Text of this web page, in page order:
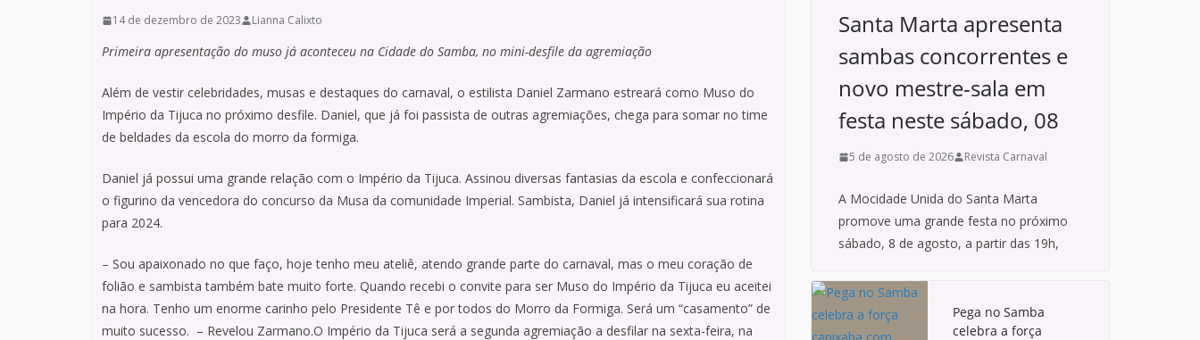
14 de dezembro de 2023 Lianna Calixto
Primeira apresentação do muso já aconteceu na Cidade do Samba, no mini-desfile da agremiação
Além de vestir celebridades, musas e destaques do carnaval, o estilista Daniel Zarmano estreará como Muso do
Império da Tijuca no próximo desfile. Daniel, que já foi passista de outras agremiações, chega para somar no time
de beldades da escola do morro da formiga.
Daniel já possui uma grande relação com o Império da Tijuca. Assinou diversas fantasias da escola e confeccionará
o figurino da vencedora do concurso da Musa da comunidade Imperial. Sambista, Daniel já intensificará sua rotina
para 2024.
– Sou apaixonado no que faço, hoje tenho meu ateliê, atendo grande parte do carnaval, mas o meu coração de
folião e sambista também bate muito forte. Quando recebi o convite para ser Muso do Império da Tijuca eu aceitei
na hora. Tenho um enorme carinho pelo Presidente Tê e por todos do Morro da Formiga. Será um “casamento” de
muito sucesso. – Revelou Zarmano.O Império da Tijuca será a segunda agremiação a desfilar na sexta-feira, na
Santa Marta apresenta
sambas concorrentes e
novo mestre-sala em
festa neste sábado, 08
5 de agosto de 2026 Revista Carnaval
A Mocidade Unida do Santa Marta
promove uma grande festa no próximo
sábado, 8 de agosto, a partir das 19h,
Pega no Samba
celebra a força